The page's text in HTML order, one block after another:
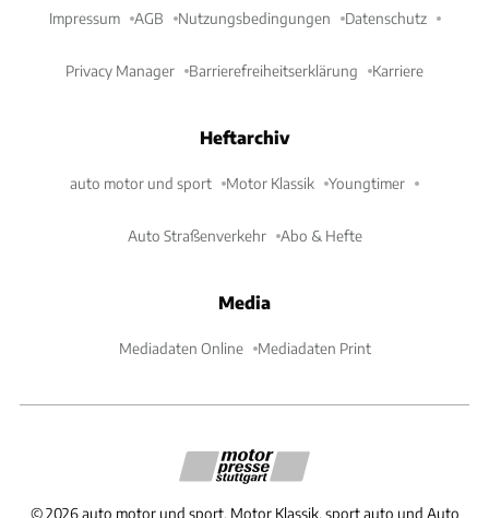
Impressum AGB Nutzungsbedingungen Datenschutz
Privacy Manager Barrierefreiheitserklärung Karriere
Heftarchiv
auto motor und sport Motor Klassik Youngtimer
Auto Straßenverkehr Abo & Hefte
Media
Mediadaten Online Mediadaten Print
©2026 auto motor und sport, Motor Klassik, sport auto und Auto